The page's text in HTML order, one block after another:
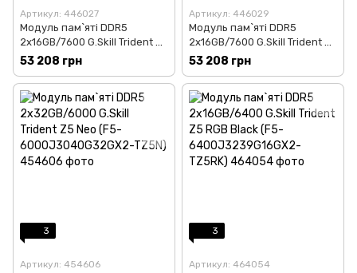
Артикул: 446027
Модуль пам`ятi DDR5
2x16GB/7600 G.Skill Trident Z5
RGB Black (F5-
7600J3646G16GX2-TZ5RK)
53 208 грн
Артикул: 446029
Модуль пам`ятi DDR5
2x16GB/7600 G.Skill Trident Z5
RGB Silver (F5-
7600J3646G16GX2-TZ5RS)
53 208 грн
3
Артикул: 454606
3
Артикул: 464054